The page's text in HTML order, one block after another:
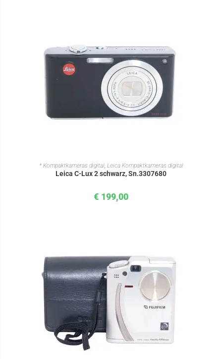
IN DEN WARENKORB
* Kompaktkameras digital, Leica Kompaktkameras digital
Leica C-Lux 2 schwarz, Sn.3307680
€ 199,00